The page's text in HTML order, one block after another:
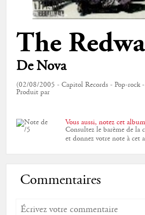
The
De Nova
(02/08/2005 - Capitol Records - Pop-rock
Produit par
Vous aussi, notez cet
Consultez le barème de la
et donnez votre note à cet
Commentaires